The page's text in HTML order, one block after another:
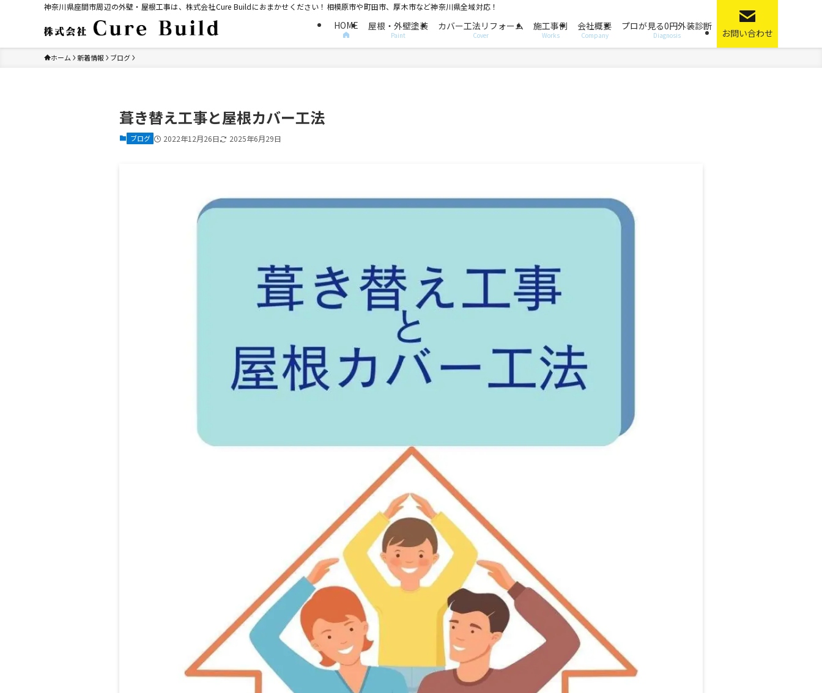
神奈川県座間市周辺の外壁・屋根工事は、株式会社Cure Buildにおまかせください！相模原市や町田市、厚木市など神奈川県全域対応！
HOME 屋根・外壁塗装
Paint
カバー工法リフォーム
Cover
施工事例
Works
会社概要
Company
プロが見る0円外装診断
Diagnosis お問い合わせ
ホーム 新着情報 ブログ
葺き替え工事と屋根カバー工法
ブログ 2022年12月26日 2025年6月29日